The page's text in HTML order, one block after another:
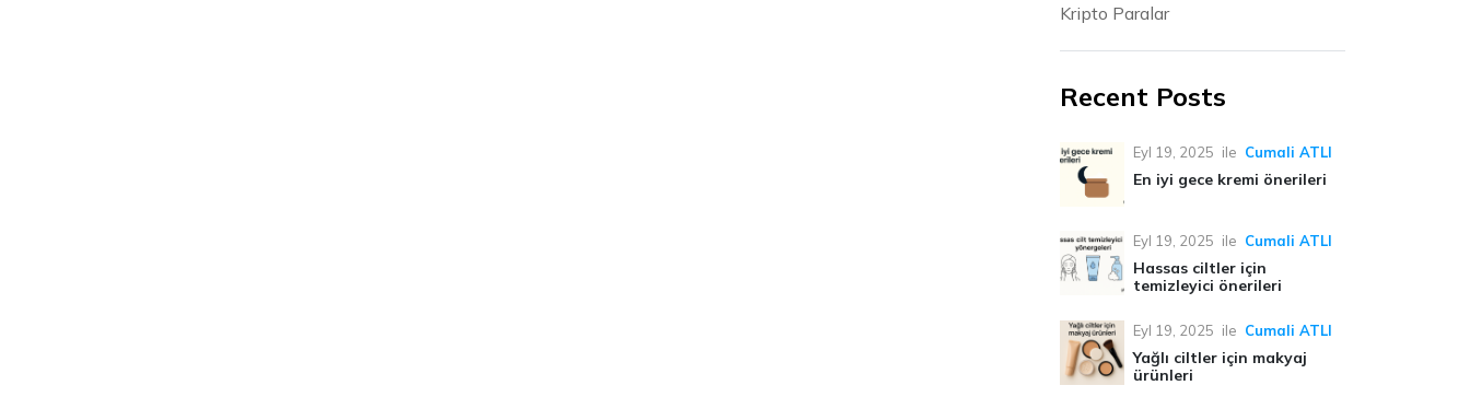
Kripto Paralar
Recent Posts
Eyl 19, 2025 ile Cumali ATLI
En iyi gece kremi önerileri
Eyl 19, 2025 ile Cumali ATLI
Hassas ciltler için
temizleyici önerileri
Eyl 19, 2025 ile Cumali ATLI
Yağlı ciltler için makyaj
ürünleri